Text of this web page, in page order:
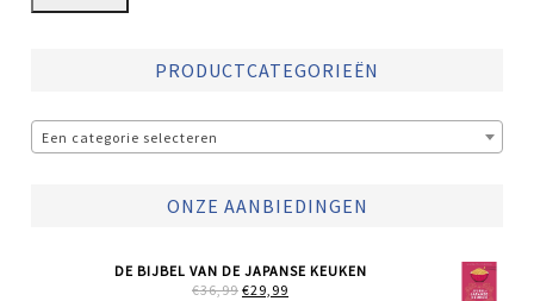
PRODUCTCATEGORIEËN
Een categorie selecteren
ONZE AANBIEDINGEN
DE BIJBEL VAN DE JAPANSE KEUKEN
€36,99 OORSPRONKELIJKE
€29,99